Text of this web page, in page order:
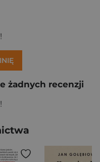
żadnych recenzji